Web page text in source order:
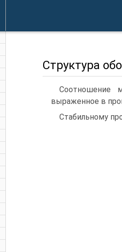
Структура
Соотношение
выраженное в
Стабильному